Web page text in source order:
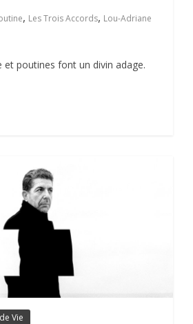
, Les Trois Accords, Lou-Adriane
et poutines font un divin adage.
Vie